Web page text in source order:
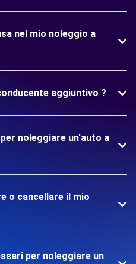
nel mio noleggio a
aggiuntivo ?
noleggiare un'auto a
o cancellare il mio
per noleggiare un